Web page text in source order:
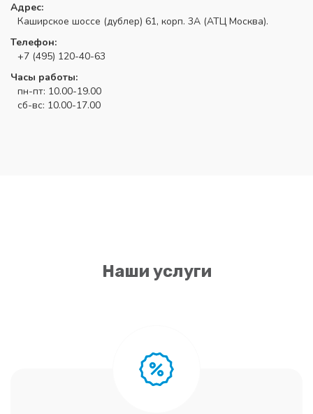
Адрес:
Каширское шоссе (дублер) 61, корп. 3А (АТЦ Москва).
Телефон:
+7 (495) 120-40-63
Часы работы:
пн-пт: 10.00-19.00
сб-вс: 10.00-17.00
Наши услуги